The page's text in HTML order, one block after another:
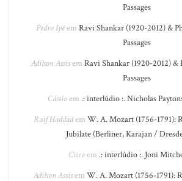
Passages
Pedro Ipêem Ravi Shankar (1920-2012) &
Passages
Adilson Assisem Ravi Shankar (1920-2012) &
Passages
Cássioem .: interlúdio :. Nicholas
Raif Haddadem W. A. Mozart (1756-1791):
Jubilate (Berliner, Karajan /
Ciscoem .: interlúdio :. Joni
Adilson Assisem W. A. Mozart (1756-1791):